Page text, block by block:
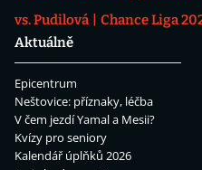
vs. Pudilová
Chance Liga
Aktuálně
Epicentrum
Neštovice: příznaky, léčba
V čem jezdí Yamal a Mesii?
Kvízy pro seniory
Kalendář úplňků 2026